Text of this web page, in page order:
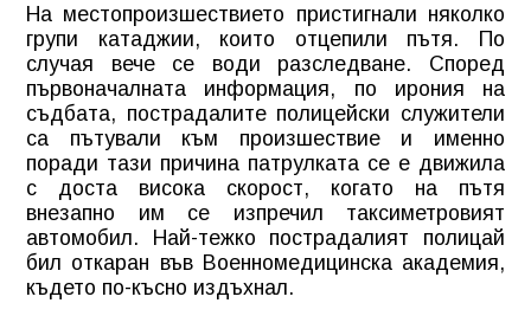
На местопроизшествието пристигнали няколко
групи катаджии, които отцепили пътя. По
случая вече се води разследване. Според
първоначалната информация, по ирония на
съдбата, пострадалите полицейски служители
са пътували към произшествие и именно
поради тази причина патрулката се е движила
с доста висока скорост, когато на пътя
внезапно им се изпречил таксиметровият
автомобил. Най-тежко пострадалият полицай
бил откаран във Военномедицинска академия,
където по-късно издъхнал.